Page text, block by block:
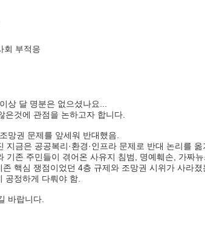
회 부적응
상 달 명분은 없으셨나요...
은것에 관점을 논하고자 합니다.
망권 문제를 앞세워 반대했음.
지금은 공공복리·환경·인프라 문제로 반대 논리를 옮
기존 주민들이 겪어온 사유지 침범, 명예훼손, 가짜
핵심 쟁점이었던 4층 규제와 조망권 시위가 사라
공정하게 다뤄야 함.
바랍니다.